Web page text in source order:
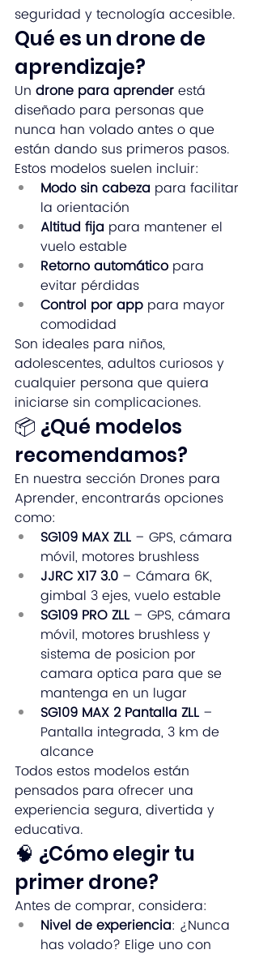
seguridad y tecnología accesible.
Qué es un drone de
aprendizaje?
Un drone para aprender está
diseñado para personas que
nunca han volado antes o que
están dando sus primeros pasos.
Estos modelos suelen incluir:
Modo sin cabeza para facilitar
la orientación
Altitud fija para mantener el
vuelo estable
Retorno automático para
evitar pérdidas
Control por app para mayor
comodidad
Son ideales para niños,
adolescentes, adultos curiosos y
cualquier persona que quiera
iniciarse sin complicaciones.
📦 ¿Qué modelos
recomendamos?
En nuestra sección Drones para
Aprender, encontrarás opciones
como:
SG109 MAX ZLL – GPS, cámara
móvil, motores brushless
JJRC X17 3.0 – Cámara 6K,
gimbal 3 ejes, vuelo estable
SG109 PRO ZLL – GPS, cámara
móvil, motores brushless y
sistema de posicion por
camara optica para que se
mantenga en un lugar
SG109 MAX 2 Pantalla ZLL –
Pantalla integrada, 3 km de
alcance
Todos estos modelos están
pensados para ofrecer una
experiencia segura, divertida y
educativa.
🧠 ¿Cómo elegir tu
primer drone?
Antes de comprar, considera:
Nivel de experiencia: ¿Nunca
has volado? Elige uno con